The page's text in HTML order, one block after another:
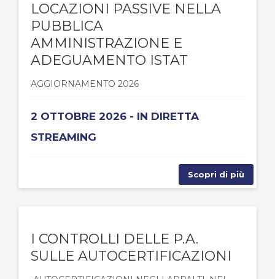
LOCAZIONI PASSIVE NELLA
PUBBLICA
AMMINISTRAZIONE E
ADEGUAMENTO ISTAT
AGGIORNAMENTO 2026
2 OTTOBRE 2026 - IN DIRETTA
STREAMING
Scopri di più
I CONTROLLI DELLE P.A.
SULLE AUTOCERTIFICAZIONI